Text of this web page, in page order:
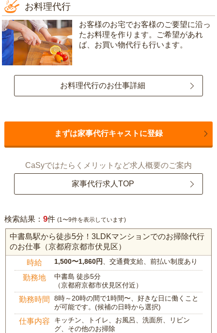
お料理代行
お客様のお宅でお客様のご要望に沿っ
たお料理を作ります。ご希望があれ
ば、お買い物代行も行います。
お料理代行のお仕事詳細
まずは家事代行キャストに登録
CaSyではたらくメリットなど求人概要のご案内
家事代行求人TOP
検索結果： 9件 (1〜9件を表示しています)
中書島駅から徒歩5分！3LDKマンションでのお掃除代行
のお仕事（京都府京都市伏見区）
時給 1,500〜1,860円 、交通費支給、前払い制度あり
勤務地
中書島 徒歩5分
（京都府京都市伏見区付近）
勤務時間
8時～20時の間で1時間〜、好きな日に働くこと
が可能です。(候補の日時から選択)
仕事内容
キッチン、トイレ、お風呂、洗面所、リビン
グ、その他のお掃除